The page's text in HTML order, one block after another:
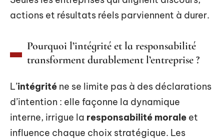
actions et résultats réels parviennent à durer.
Pourquoi l’intégrité et la responsabilité
transforment durablement l’entreprise ?
L’intégrité ne se limite pas à des déclarations
d’intention : elle façonne la dynamique
interne, irrigue la responsabilité morale et
influence chaque choix stratégique. Les